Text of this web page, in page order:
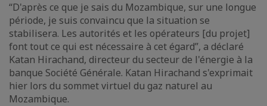
“D'après ce que je sais du Mozambique, sur une longue
période, je suis convaincu que la situation se
stabilisera. Les autorités et les opérateurs [du projet]
font tout ce qui est nécessaire à cet égard”, a déclaré
Katan Hirachand, directeur du secteur de l'énergie à la
banque Société Générale. Katan Hirachand s'exprimait
hier lors du sommet virtuel du gaz naturel au
Mozambique.